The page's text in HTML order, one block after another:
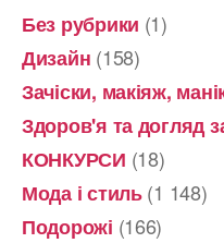
Без рубрики (1)
Дизайн (158)
Зачіски, макіяж,
Здоров'я та догляд
КОНКУРСИ (18)
Мода і стиль(1 148)
Подорожі (166)